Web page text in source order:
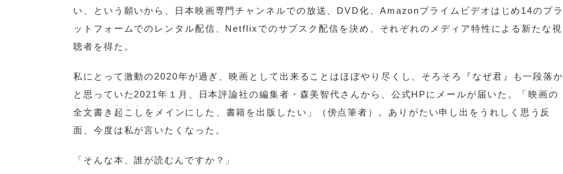
い、という願いから、日本映画専門チャンネルでの放送、DVD化、Amazonプライムビデオはじめ14のプラ
ットフォームでのレンタル配信、Netflixでのサブスク配信を決め、それぞれのメディア特性による新たな視
聴者を得た。
私にとって激動の2020年が過ぎ、映画として出来ることはほぼやり尽くし、そろそろ『なぜ君』も一段落か
と思っていた2021年１月、日本評論社の編集者・森美智代さんから、公式HPにメールが届いた。「 映
、
画
、
の
、
全
、
文
、
書
、
き
、
起
、
こ
、
し
、
を
、
メ
、
イ
、
ン
、
に
、
し
、
た
、
書籍を出版したい」（傍点筆者）。ありがたい申し出をうれしく思う反
面、今度は私が言いたくなった。
「そんな本、誰が読むんですか？」